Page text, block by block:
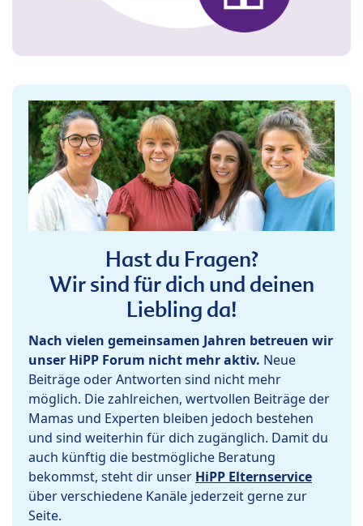
Hast du Fragen?
Wir sind für dich und deinen
Liebling da!
Nach vielen gemeinsamen Jahren betreuen wir
unser HiPP Forum nicht mehr aktiv. Neue
Beiträge oder Antworten sind nicht mehr
möglich. Die zahlreichen, wertvollen Beiträge der
Mamas und Experten bleiben jedoch bestehen
und sind weiterhin für dich zugänglich. Damit du
auch künftig die bestmögliche Beratung
bekommst, steht dir unser HiPP Elternservice
über verschiedene Kanäle jederzeit gerne zur
Seite.